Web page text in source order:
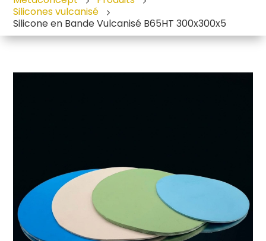
Silicones vulcanisé
Silicone en Bande Vulcanisé B65HT 300x300x5